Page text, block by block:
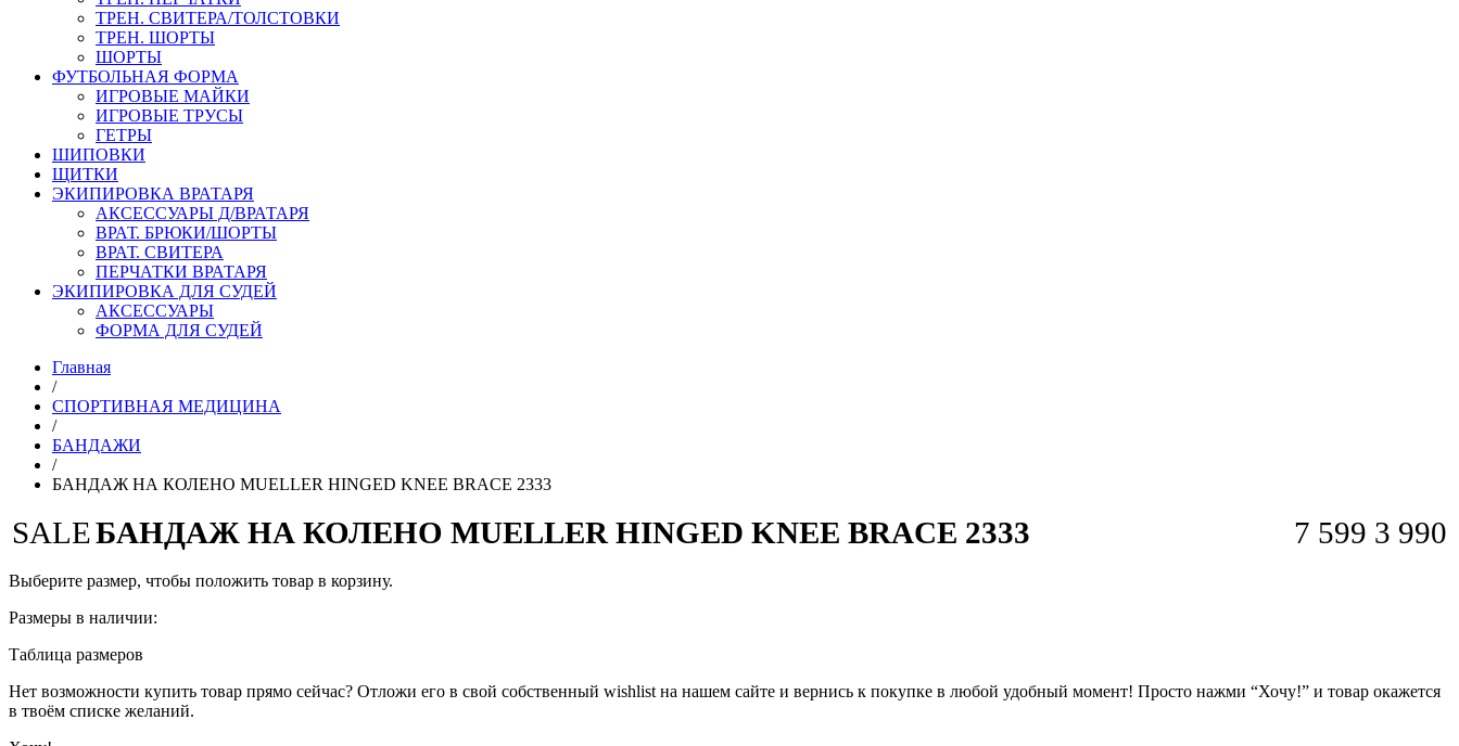
ТРЕН. СВИТЕРА/ТОЛСТОВКИ
ТРЕН. ШОРТЫ
ШОРТЫ
ФУТБОЛЬНАЯ ФОРМА
ИГРОВЫЕ МАЙКИ
ИГРОВЫЕ ТРУСЫ
ГЕТРЫ
ШИПОВКИ
ЩИТКИ
ЭКИПИРОВКА ВРАТАРЯ
АКСЕССУАРЫ Д/ВРАТАРЯ
ВРАТ. БРЮКИ/ШОРТЫ
ВРАТ. СВИТЕРА
ПЕРЧАТКИ ВРАТАРЯ
ЭКИПИРОВКА ДЛЯ СУДЕЙ
АКСЕССУАРЫ
ФОРМА ДЛЯ СУДЕЙ
Главная
/
СПОРТИВНАЯ МЕДИЦИНА
/
БАНДАЖИ
/
БАНДАЖ НА КОЛЕНО MUELLER HINGED KNEE BRACE 2333
SALEБАНДАЖ НА КОЛЕНО MUELLER HINGED KNEE BRACE 2333 7 599 3 990
Выберите размер, чтобы положить товар в корзину.
Размеры в наличии:
Таблица размеров
Нет возможности купить товар прямо сейчас? Отложи его в свой собственный wishlist на нашем сайте и вернись к покупке в любой удобный момент! Просто нажми “Хочу!” и товар окажется
в твоём списке желаний.